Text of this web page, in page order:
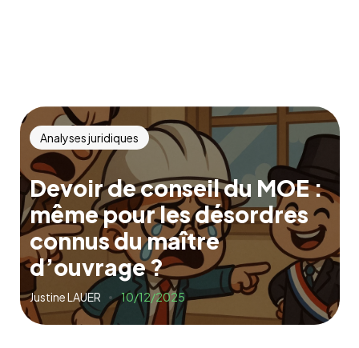
Analyses juridiques
Devoir de conseil du MOE :
même pour les désordres
connus du maître
d’ouvrage ?
Justine LAUER 10/12/2025